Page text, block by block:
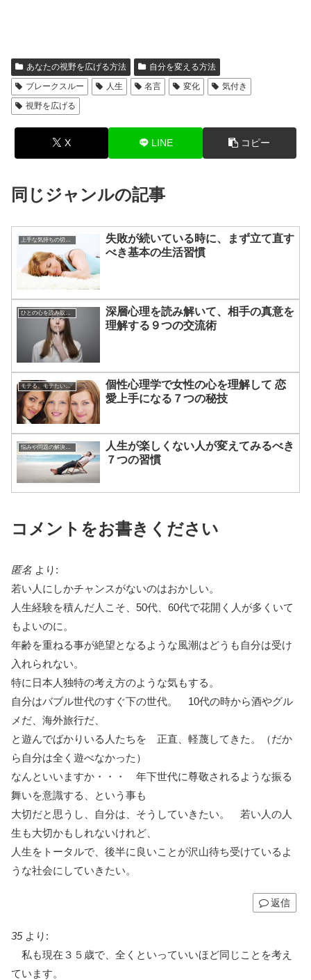
あなたの視野を広げる方法
自分を変える方法
ブレークスルー
人生 名言 変化
気付き
視野を広げる
X LINE コピー
同じジャンルの記事
上手な気持ちの切り替えかた
失敗が続いている時に、まず立て直す
べき基本の生活習慣
ひとの心を読み取る方法
深層心理を読み解いて、相手の真意を
理解する９つの交流術
モテる、モテたい、今すぐ役立つ恋愛心理学
個性心理学で女性の心を理解して 恋
愛上手になる７つの秘技
悩みや問題の解決方法
人生が楽しくない人が変えてみるべき
７つの習慣
コメントをお書きください
匿名 より:
若い人にしかチャンスがないのはおかしい。
人生経験を積んだ人こそ、50代、60代で花開く人が多くいて
もよいのに。
年齢を重ねる事が絶望となるような風潮はどうも自分は受け
入れられない。
特に日本人独特の考え方のような気もする。
自分はバブル世代のすぐ下の世代。 10代の時から酒やグル
メだ、海外旅行だ、
と遊んでばかりいる人たちを 正直、軽蔑してきた。（だか
ら自分は全く遊べなかった）
なんといいますか・・・ 年下世代に尊敬されるような振る
舞いを意識する、という事も
大切だと思うし、自分は、そうしていきたい。 若い人の人
生も大切かもしれないけれど、
人生をトータルで、後半に良いことが沢山待ち受けているよ
うな社会にしていきたい。
返信
35 より:
私も現在３５歳で、全くといっていいほど同じことを考え
ています。